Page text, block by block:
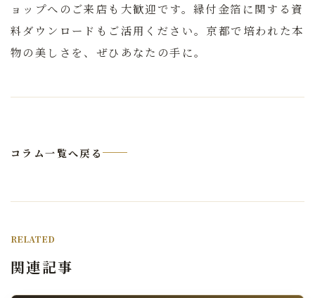
ョップへのご来店も大歓迎です。縁付金箔に関する資
料ダウンロードもご活用ください。京都で培われた本
物の美しさを、ぜひあなたの手に。
コラム一覧へ戻る
RELATED
関連記事